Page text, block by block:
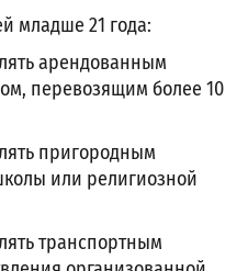
младше 21 года:
арендованным
перевозящим более 10
пригородным
или религиозной
транспортным